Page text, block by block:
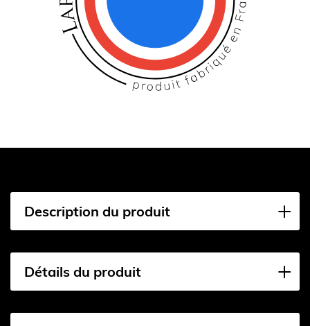
Description du produit
Détails du produit